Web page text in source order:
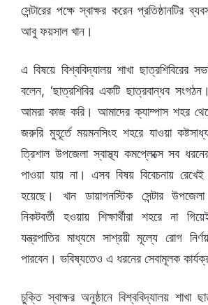
সেন্টারের পক্ষে স্বাক্ষর করেন প্রতিষ্ঠানটির
আবু ফয়সাল খান।
এ বিষয়ে বিশ্ববিদ্যালয় শাখা ছাত্রশিবিরের
বলেন, ‘ছাত্রশিবির একটি ছাত্রবান্ধব
আমরা কাজ করি। আমাদের ক্যাম্পাস শহর
জরুরি মুহূর্তে ময়মনসিংহ শহরে যাওয়া
ত্রিশাল উপজেলা স্বাস্থ্য কমপ্লেক্সে সব ধরনের
পাওয়া যায় না। এসব বিষয় বিবেচনায়
হয়েছে। খান ডায়াগনস্টিক সেন্টার উপজেলা
নিকটবর্তী হওয়ায় শিক্ষার্থীরা শহরে না
যন্ত্রপাতির মাধ্যমে সাশ্রয়ী মূল্যে রোগ
পারবেন। ভবিষ্যতেও এ ধরনের সেবামূলক
চুক্তি স্বাক্ষর অনুষ্ঠানে বিশ্ববিদ্যালয় শাখা